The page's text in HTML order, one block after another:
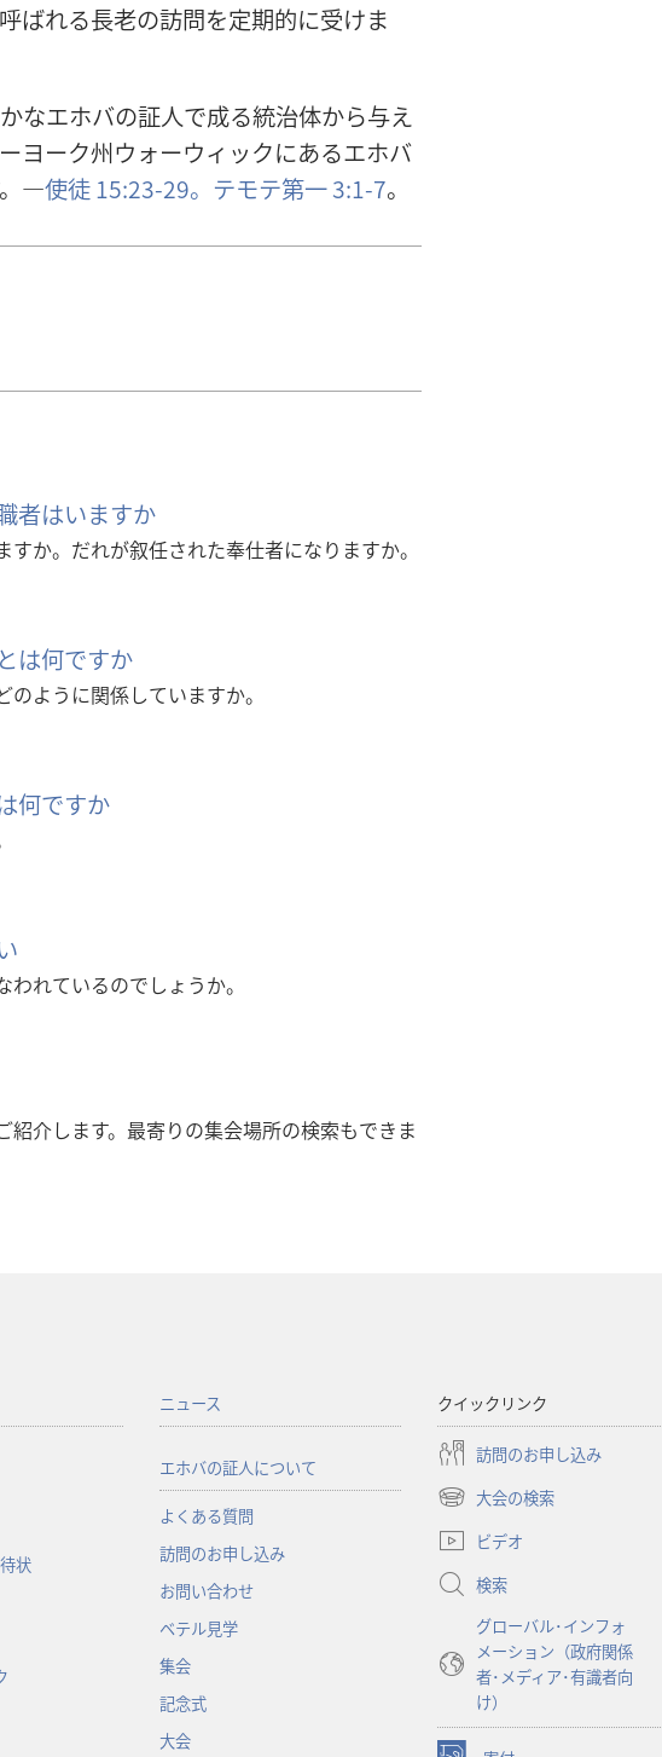
呼ばれる長老の訪問を定期的に受けま
かなエホバの証人で成る統治体から与え
ヨーク州ウォーウィックにあるエホバ
。―使徒 15:23-29。 テモテ第一3:1-7。
者はいますか
か。だれが叙任された奉仕者になりますか。
は何ですか
ように関係していますか。
何ですか
れているのでしょうか。
紹介します。最寄りの集会場所の検索もできま
状
ニュース
エホバの証人について
よくある質問
訪問のお申し込み
お問い合わせ
ベテル見学
集会
記念式
大会
クイックリンク
訪問のお申し込み
大会の検索
（新
し
タ
開
ビデオ
検索
グローバル･インフォ
メーション（政府関係
者･メディア･有識者向
け）